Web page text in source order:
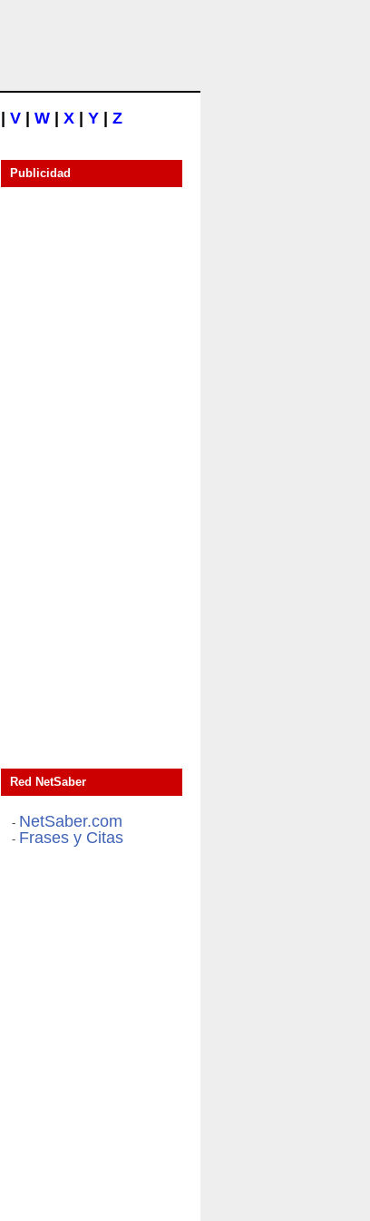
V W X Y Z
Publicidad
Red NetSaber
- NetSaber.com
- Frases y Citas